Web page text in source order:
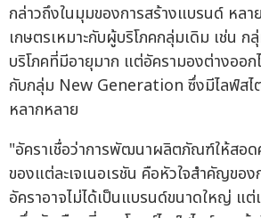
กล่าวถึงในมุมของการสร้างแบรนด์ หล
เกษตรเหมาะกับผู้บริโภคกลุ่มเดิม เช่น ก
บริโภคที่มีอายุมาก แต่อัครามองต่างออ
กับกลุ่ม New Generation ซึ่งมีไลฟ์สไ
หลากหลาย
"อัคราเชื่อว่าการพัฒนาผลิตภัณฑ์ให้สอด
ของแต่ละเจเนอเรชัน คือหัวใจสำคัญของ
อัคราอาจไม่ได้เป็นแบรนด์ขนาดใหญ่ แต่